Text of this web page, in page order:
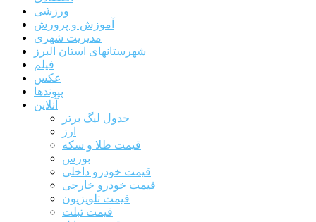
ورزشی
آموزش و پرورش
مدیریت شهری
شهرستانهای استان البرز
فیلم
عکس
پیوندها
آنلاین
جدول لیگ برتر
ارز
قیمت طلا و سکه
بورس
قیمت خودرو داخلی
قیمت خودرو خارجی
قیمت تلویزیون
قیمت تبلت